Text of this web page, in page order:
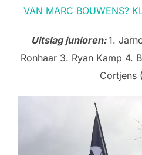
VAN MARC BOUWENS?
Uitslag junioren:1.
Ronhaar 3. Ryan Kamp 4.
Cortjens